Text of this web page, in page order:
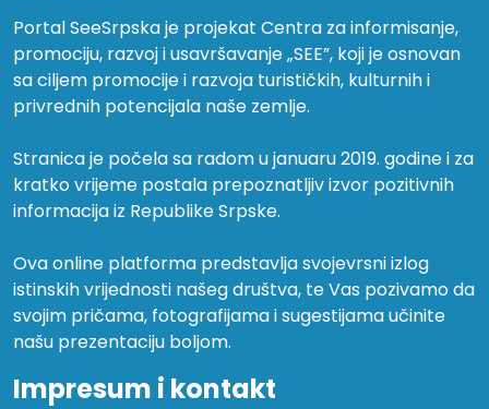
Portal SeeSrpska je projekat Centra za informisanje,
promociju, razvoj i usavršavanje „SEE”, koji je osnovan
sa ciljem promocije i razvoja turističkih, kulturnih i
privrednih potencijala naše zemlje.
Stranica je počela sa radom u januaru 2019. godine i za
kratko vrijeme postala prepoznatljiv izvor pozitivnih
informacija iz Republike Srpske.
Ova online platforma predstavlja svojevrsni izlog
istinskih vrijednosti našeg društva, te Vas pozivamo da
svojim pričama, fotografijama i sugestijama učinite
našu prezentaciju boljom.
Impresum i kontakt